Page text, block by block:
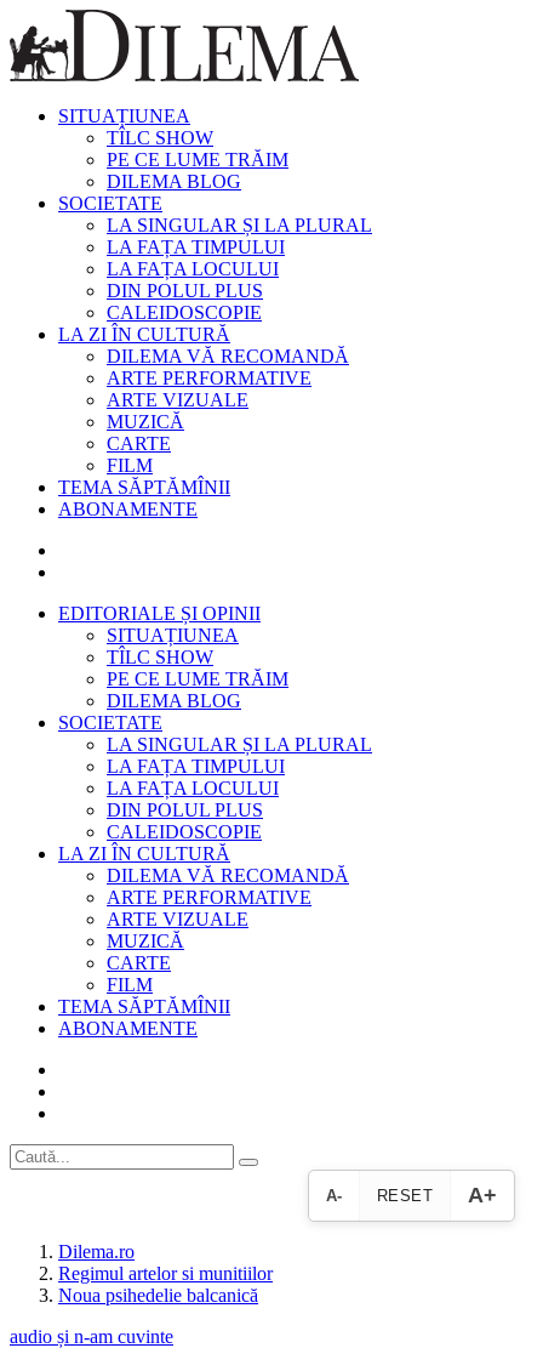
SITUAȚIUNEA
TÎLC SHOW
PE CE LUME TRĂIM
DILEMA BLOG
SOCIETATE
LA SINGULAR ȘI LA PLURAL
LA FAȚA TIMPULUI
LA FAȚA LOCULUI
DIN POLUL PLUS
CALEIDOSCOPIE
LA ZI ÎN CULTURĂ
DILEMA VĂ RECOMANDĂ
ARTE PERFORMATIVE
ARTE VIZUALE
MUZICĂ
CARTE
FILM
TEMA SĂPTĂMÎNII
ABONAMENTE
EDITORIALE ȘI OPINII
SITUAȚIUNEA
TÎLC SHOW
PE CE LUME TRĂIM
DILEMA BLOG
SOCIETATE
LA SINGULAR ȘI LA PLURAL
LA FAȚA TIMPULUI
LA FAȚA LOCULUI
DIN POLUL PLUS
CALEIDOSCOPIE
LA ZI ÎN CULTURĂ
DILEMA VĂ RECOMANDĂ
ARTE PERFORMATIVE
ARTE VIZUALE
MUZICĂ
CARTE
FILM
TEMA SĂPTĂMÎNII
ABONAMENTE
A- RESET A+
Dilema.ro
Regimul artelor si munitiilor
Noua psihedelie balcanică
audio și n-am cuvinte